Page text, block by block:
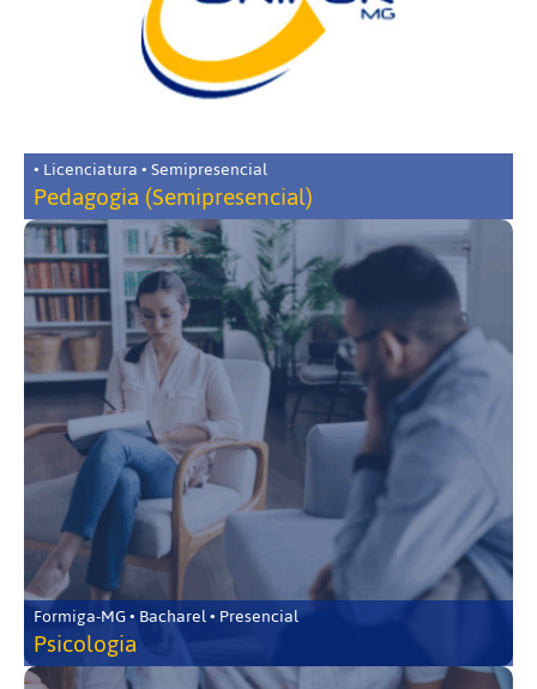
• Licenciatura • Semipresencial
Pedagogia (Semipresencial)
Formiga-MG • Bacharel • Presencial
Psicologia